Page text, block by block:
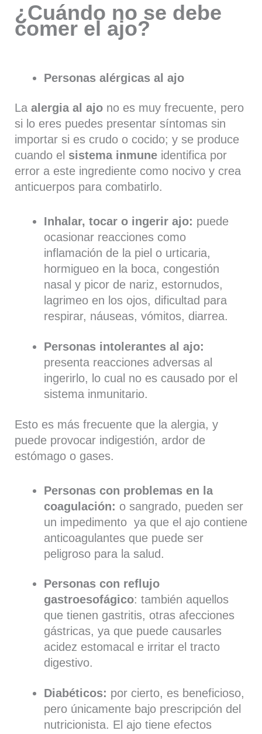
¿Cuándo no se debe
comer el ajo?
Personas alérgicas al ajo
Laalergia al ajo no es muy frecuente, pero
si lo eres puedes presentar síntomas sin
importar si es crudo o cocido; y se produce
cuando el sistema inmune identifica por
error a este ingrediente como nocivo y crea
anticuerpos para combatirlo.
Inhalar, tocar o ingerir ajo: puede
ocasionar reacciones como
inflamación de la piel o urticaria,
hormigueo en la boca, congestión
nasal y picor de nariz, estornudos,
lagrimeo en los ojos, dificultad para
respirar, náuseas, vómitos, diarrea.
Personas intolerantes al ajo:
presenta reacciones adversas al
ingerirlo, lo cual no es causado por el
sistema inmunitario.
Esto es más frecuente que la alergia, y
puede provocar indigestión, ardor de
estómago o gases.
Personas con problemas en la
coagulación: o sangrado, pueden ser
un impedimento ya que el ajo contiene
anticoagulantes que puede ser
peligroso para la salud.
Personas con reflujo
gastroesofágico: también aquellos
que tienen gastritis, otras afecciones
gástricas, ya que puede causarles
acidez estomacal e irritar el tracto
digestivo.
Diabéticos: por cierto, es beneficioso,
pero únicamente bajo prescripción del
nutricionista. El ajo tiene efectos